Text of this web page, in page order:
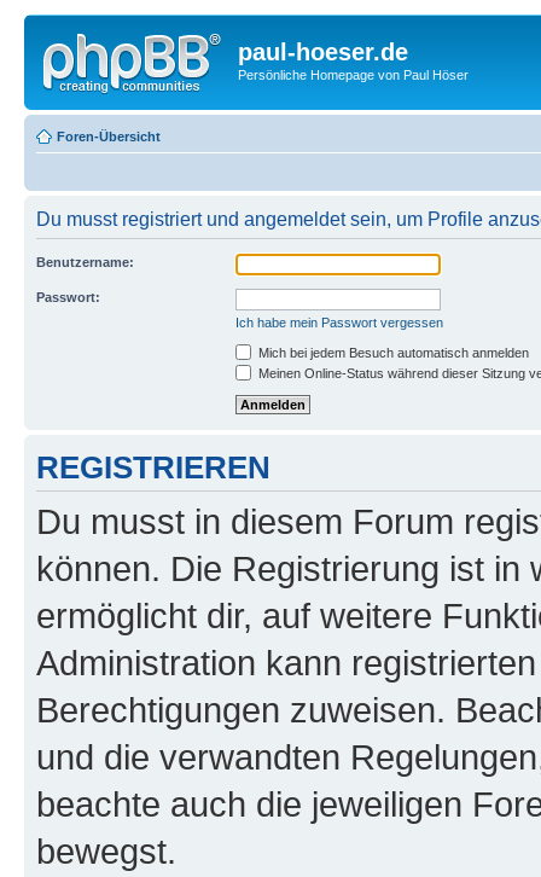
paul-hoeser.de
Persönliche Homepage von Paul Höser
Foren-Übersicht
Du musst registriert und angemeldet sein, um Profile
Benutzername:
Passwort:
Ich habe mein Passwort vergessen
Mich bei jedem Besuch automatisch anmelden
Meinen Online-Status während dieser Sitzung
REGISTRIEREN
Du musst in diesem Forum
können. Die Registrierung ist in
ermöglicht dir, auf weitere
Administration kann
Berechtigungen zuweisen.
und die verwandten
beachte auch die jeweiligen
bewegst.